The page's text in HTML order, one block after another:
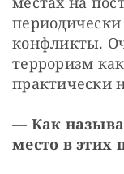
конфликты.
терроризм
практически
— Как
место в этих